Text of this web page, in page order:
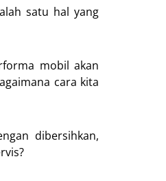
satu hal yang
mobil akan
cara kita
dibersihkan,